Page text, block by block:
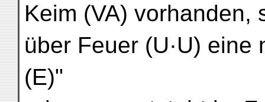
Keim (VA) vorhanden,
über Feuer (U·U)
(E)"